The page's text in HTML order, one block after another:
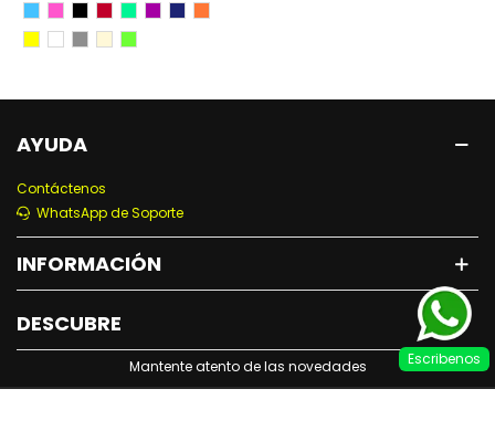
AYUDA
Contáctenos
WhatsApp de Soporte
INFORMACIÓN
DESCUBRE
Mantente atento de las novedades Escribenos